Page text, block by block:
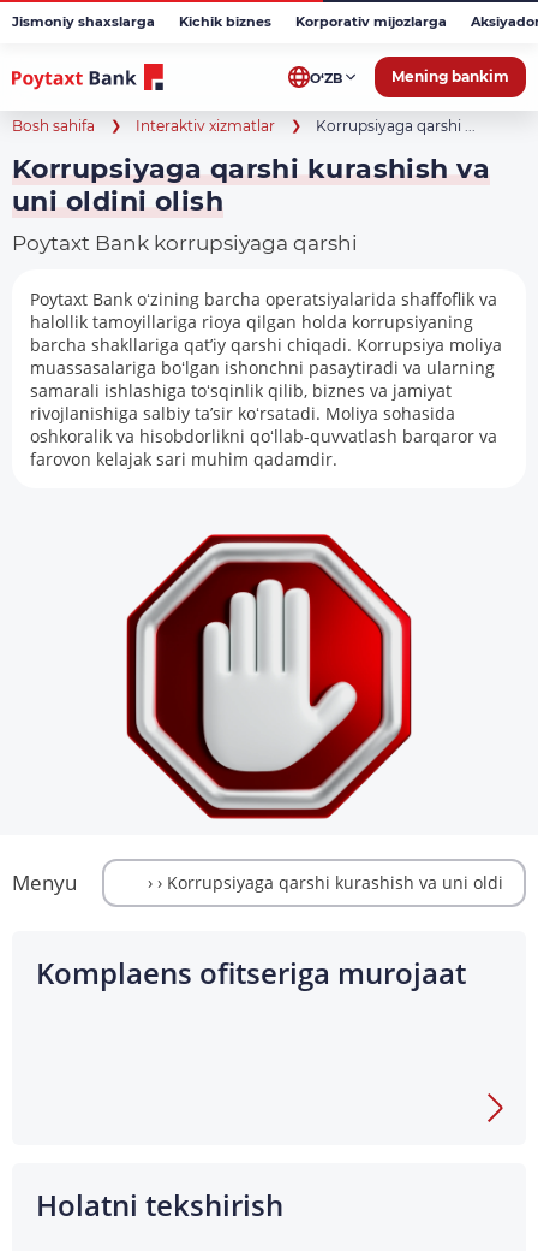
Jismoniy shaxslarga Kichik biznes Korporativ mijozlarga
O‘ZB Mening bankim
Bosh sahifa Interaktiv xizmatlar Korrupsiyaga qarshi ...
Korrupsiyaga qarshi kurashish va
uni oldini olish
Poytaxt Bank korrupsiyaga qarshi
Poytaxt Bank oʻzining barcha operatsiyalarida shaffoflik va
halollik tamoyillariga rioya qilgan holda korrupsiyaning
barcha shakllariga qat’iy qarshi chiqadi. Korrupsiya moliya
muassasalariga boʻlgan ishonchni pasaytiradi va ularning
samarali ishlashiga toʻsqinlik qilib, biznes va jamiyat
rivojlanishiga salbiy ta’sir koʻrsatadi. Moliya sohasida
oshkoralik va hisobdorlikni qoʻllab-quvvatlash barqaror va
farovon kelajak sari muhim qadamdir.
Menyu
Komplaens ofitseriga murojaat
Holatni tekshirish